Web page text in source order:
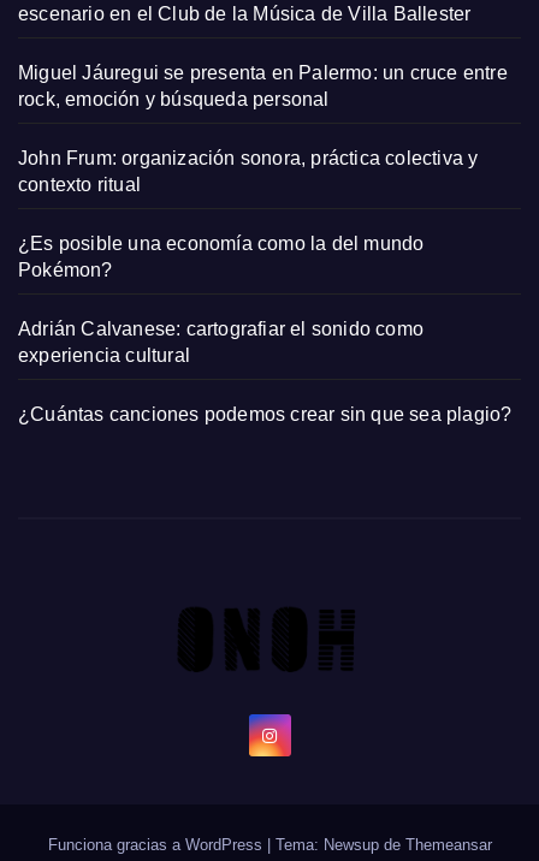
escenario en el Club de la Música de Villa Ballester
Miguel Jáuregui se presenta en Palermo: un cruce entre
rock, emoción y búsqueda personal
John Frum: organización sonora, práctica colectiva y
contexto ritual
¿Es posible una economía como la del mundo
Pokémon?
Adrián Calvanese: cartografiar el sonido como
experiencia cultural
¿Cuántas canciones podemos crear sin que sea plagio?
Funciona gracias a WordPress | Tema: Newsup de Themeansar